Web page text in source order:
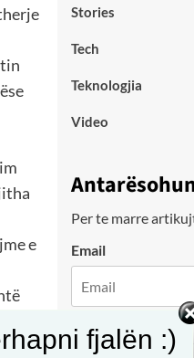
e
e
Stories
Tech
Teknologjia
Video
Per te marre
Email
Cityfjalën :)